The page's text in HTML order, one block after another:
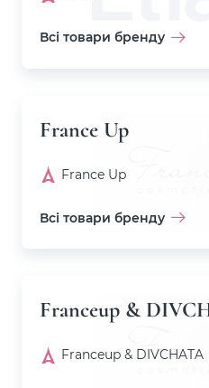
Всі товари бренду
France Up
France Up
Всі товари бренду
Franceup &
Franceup & DIVCHATA